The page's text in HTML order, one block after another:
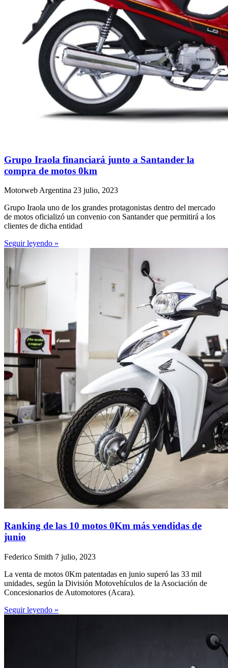
Grupo Iraola financiará junto a Santander la
compra de motos 0km
Motorweb Argentina 23 julio, 2023
Grupo Iraola uno de los grandes protagonistas dentro del mercado
de motos oficializó un convenio con Santander que permitirá a los
clientes de dicha entidad
Seguir leyendo »
Ranking de las 10 motos 0Km más vendidas de
junio
Federico Smith 7 julio, 2023
La venta de motos 0Km patentadas en junio superó las 33 mil
unidades, según la División Motovehículos de la Asociación de
Concesionarios de Automotores (Acara).
Seguir leyendo »